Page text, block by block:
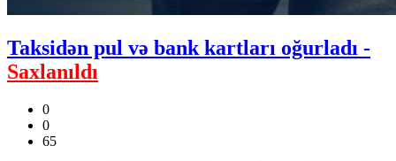
Taksidən pul və bank kartları oğurladı -
Saxlanıldı
0
0
65